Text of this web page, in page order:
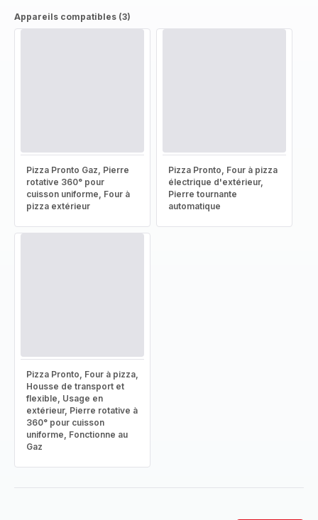
Appareils compatibles (3)
Pizza Pronto Gaz, Pierre
rotative 360° pour
cuisson uniforme, Four à
pizza extérieur
Pizza Pronto, Four à pizza
électrique d'extérieur,
Pierre tournante
automatique
Pizza Pronto, Four à pizza,
Housse de transport et
flexible, Usage en
extérieur, Pierre rotative à
360° pour cuisson
uniforme, Fonctionne au
Gaz